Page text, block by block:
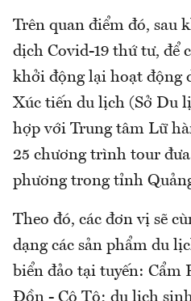
Trên quan điểm đó, sau
dịch Covid-19 thứ tư, để
khởi động lại hoạt động
Xúc tiến du lịch (Sở Du
hợp với Trung tâm Lữ
25 chương trình tour
phương trong tỉnh
Theo đó, các đơn vị sẽ
dạng các sản phẩm du
biển đảo tại tuyến: Cẩm